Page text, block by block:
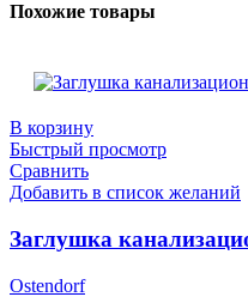
Похожие товары
В корзину
Быстрый просмотр
Сравнить
Добавить в список желаний
Заглушка
Ostendorf